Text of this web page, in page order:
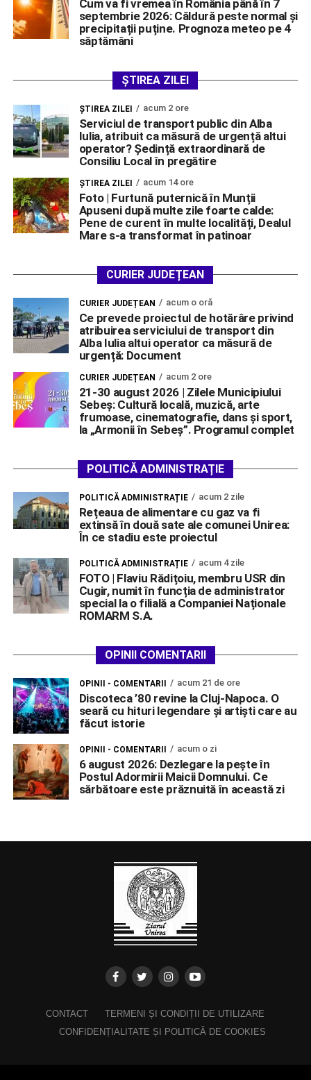
Cum va fi vremea în România până în 7
septembrie 2026: Căldură peste normal și
precipitații puține. Prognoza meteo pe 4
săptămâni
ȘTIREA ZILEI
ŞTIREA ZILEI acum 2 ore
Serviciul de transport public din Alba
Iulia, atribuit ca măsură de urgență altui
operator? Ședință extraordinară de
Consiliu Local în pregătire
ŞTIREA ZILEI acum 14 ore
Foto | Furtună puternică în Munții
Apuseni după multe zile foarte calde:
Pene de curent în multe localități, Dealul
Mare s-a transformat în patinoar
CURIER JUDEȚEAN
CURIER JUDEȚEAN acum o oră
Ce prevede proiectul de hotărâre privind
atribuirea serviciului de transport din
Alba Iulia altui operator ca măsură de
urgență: Document
CURIER JUDEȚEAN acum 2 ore
21-30 august 2026 | Zilele Municipiului
Sebeș: Cultură locală, muzică, arte
frumoase, cinematografie, dans și sport,
la „Armonii în Sebeș”. Programul complet
POLITICĂ ADMINISTRAȚIE
POLITICĂ ADMINISTRAȚIE acum 2 zile
Rețeaua de alimentare cu gaz va fi
extinsă în două sate ale comunei Unirea:
În ce stadiu este proiectul
POLITICĂ ADMINISTRAȚIE acum 4 zile
FOTO | Flaviu Rădițoiu, membru USR din
Cugir, numit în funcția de administrator
special la o filială a Companiei Naționale
ROMARM S.A.
OPINII COMENTARII
OPINII - COMENTARII acum 21 de ore
Discoteca ’80 revine la Cluj-Napoca. O
seară cu hituri legendare și artiști care au
făcut istorie
OPINII - COMENTARII acum o zi
6 august 2026: Dezlegare la pește în
Postul Adormirii Maicii Domnului. Ce
sărbătoare este prăznuită în această zi
CONTACT
TERMENI ȘI CONDIȚII DE UTILIZARE
CONFIDENȚIALITATE ȘI POLITICĂ DE COOKIES